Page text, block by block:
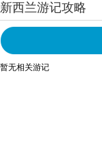
新西兰游记攻略
暂无相关游记